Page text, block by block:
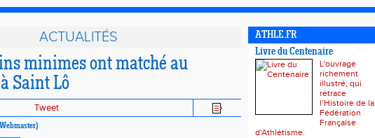
ACTUALITÉS
minimes ont matché au
Saint Lô
Tweet
ATHLE.FR
Livre du Centenaire
L'ouvrage
richement
illustré, qui
retrace
l’Histoire de la
Fédération
Française
d'Athlétisme.